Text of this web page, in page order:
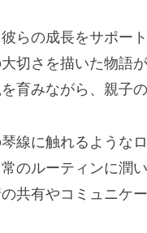
らの成長をサポー
切さを描いた物語
育みながら、親子
線に触れるような
のルーティンに潤
共有やコミュニケ